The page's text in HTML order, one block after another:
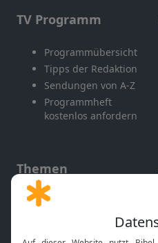
TV Programm
Programmübersicht
Tipps der Redaktion
Sendungen von A-Z
Programmheft
kostenlos anfordern
Themen
Gott und Bibel erklärt